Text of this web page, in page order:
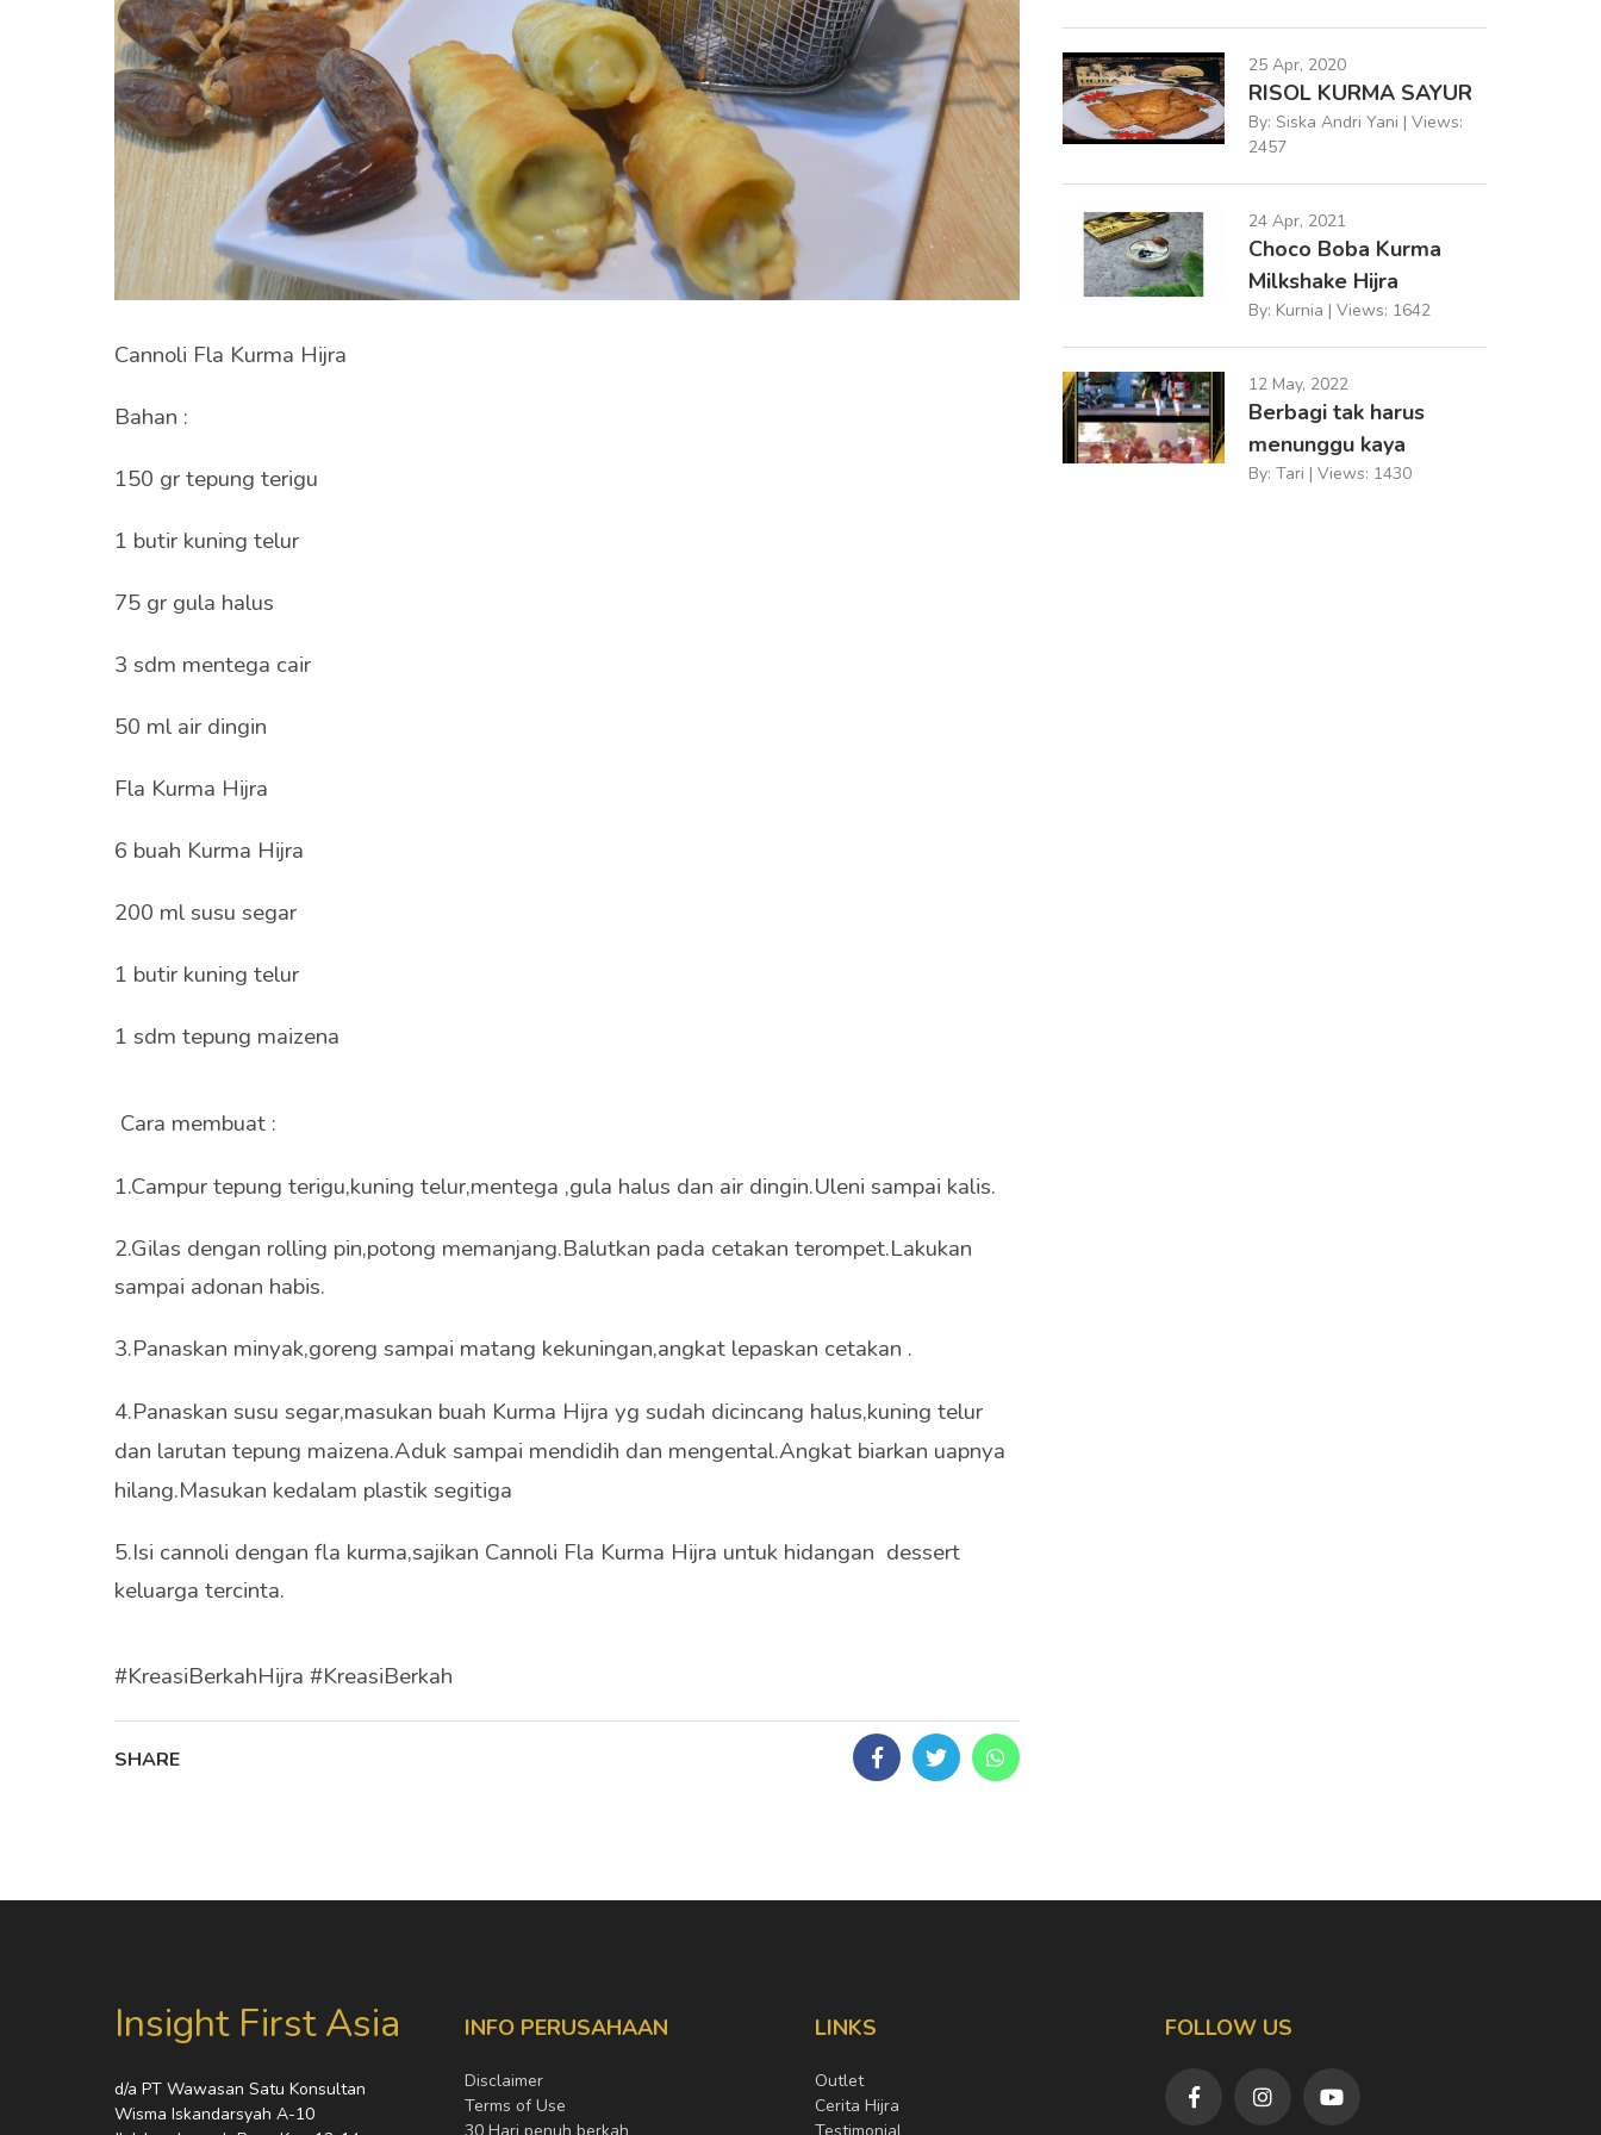
Cannoli Fla Kurma Hijra
Bahan :
150 gr tepung terigu
1 butir kuning telur
75 gr gula halus
3 sdm mentega cair
50 ml air dingin
Fla Kurma Hijra
6 buah Kurma Hijra
200 ml susu segar
1 butir kuning telur
1 sdm tepung maizena
Cara membuat :
1.Campur tepung terigu,kuning telur,mentega ,gula halus dan air dingin.Uleni sampai kalis.
2.Gilas dengan rolling pin,potong memanjang.Balutkan pada cetakan terompet.Lakukan
sampai adonan habis.
3.Panaskan minyak,goreng sampai matang kekuningan,angkat lepaskan cetakan .
4.Panaskan susu segar,masukan buah Kurma Hijra yg sudah dicincang halus,kuning telur
dan larutan tepung maizena.Aduk sampai mendidih dan mengental.Angkat biarkan uapnya
hilang.Masukan kedalam plastik segitiga
5.Isi cannoli dengan fla kurma,sajikan Cannoli Fla Kurma Hijra untuk hidangan dessert
keluarga tercinta.
#KreasiBerkahHijra #KreasiBerkah
SHARE
25 Apr, 2020
RISOL KURMA SAYUR
By: Siska Andri Yani | Views:
2457
24 Apr, 2021
Choco Boba Kurma
Milkshake Hijra
By: Kurnia | Views: 1642
12 May, 2022
Berbagi tak harus
menunggu kaya
By: Tari | Views: 1430
Insight First Asia
d/a PT Wawasan Satu Konsultan
Wisma Iskandarsyah A-10
INFO PERUSAHAAN
Disclaimer
Terms of Use
LINKS
Outlet
Cerita Hijra
FOLLOW US